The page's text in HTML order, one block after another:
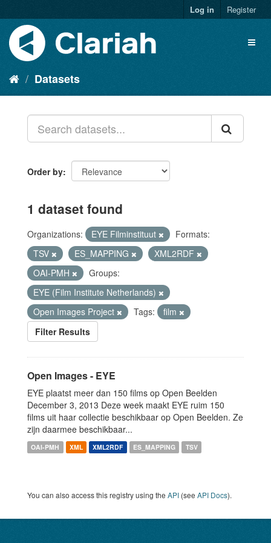
Log in Register
Datasets
Order by
1 dataset found
Organizations: EYE Filminstituut
Formats:
TSV
ES_MAPPING
XML2RDF
OAI-PMH
Groups:
EYE (Film Institute Netherlands)
Open Images Project
Tags:
film
Filter Results
Open Images - EYE
EYE plaatst meer dan 150 films op Open Beelden
December 3, 2013 Deze week maakt EYE ruim 150
films uit haar collectie beschikbaar op Open Beelden. Ze
zijn daarmee beschikbaar...
OAI-PMH XML XML2RDF ES_MAPPING TSV
You can also access this registry using the API (see API Docs).